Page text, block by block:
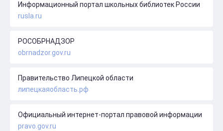
Информационный портал школьных библиотек России
rusla.ru
РОСОБРНАДЗОР
obrnadzor.gov.ru
Правительство Липецкой области
липецкаяобласть.рф
Официальный интернет-портал правовой информации
pravo.gov.ru